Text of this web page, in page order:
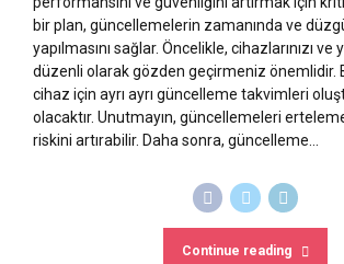
bir plan, güncellemelerin zamanında ve
yapılmasını sağlar. Öncelikle, cihazlarınızı ve
düzenli olarak gözden geçirmeniz önemlidir.
cihaz için ayrı ayrı güncelleme takvimleri
olacaktır. Unutmayın, güncellemeleri
riskini artırabilir. Daha sonra, güncelleme...
Continue reading